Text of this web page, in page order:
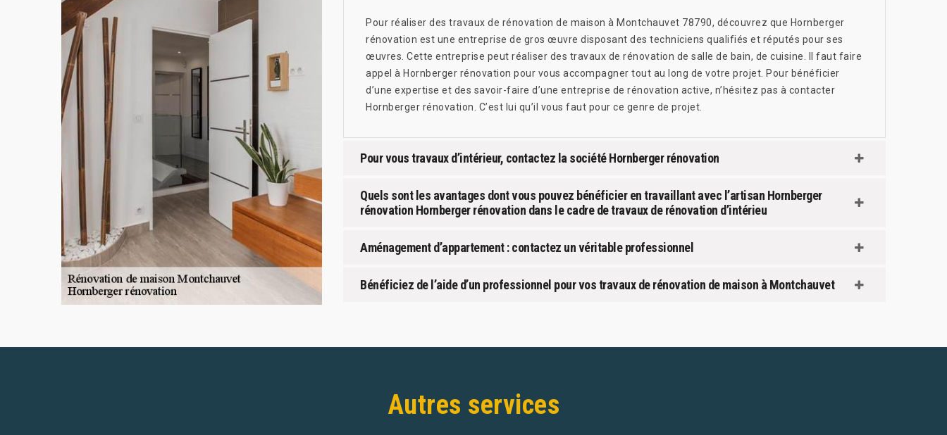
Pour réaliser des travaux de rénovation de maison à Montchauvet 78790, découvrez que Hornberger
rénovation est une entreprise de gros œuvre disposant des techniciens qualifiés et réputés pour ses
œuvres. Cette entreprise peut réaliser des travaux de rénovation de salle de bain, de cuisine. Il faut faire
appel à Hornberger rénovation pour vous accompagner tout au long de votre projet. Pour bénéficier
d’une expertise et des savoir-faire d’une entreprise de rénovation active, n’hésitez pas à contacter
Hornberger rénovation. C’est lui qu’il vous faut pour ce genre de projet.
Pour vous travaux d’intérieur, contactez la société Hornberger rénovation
Quels sont les avantages dont vous pouvez bénéficier en travaillant avec l’artisan Hornberger
rénovation Hornberger rénovation dans le cadre de travaux de rénovation d’intérieu
Aménagement d’appartement : contactez un véritable professionnel
Bénéficiez de l’aide d’un professionnel pour vos travaux de rénovation de maison à Montchauvet
Autres services